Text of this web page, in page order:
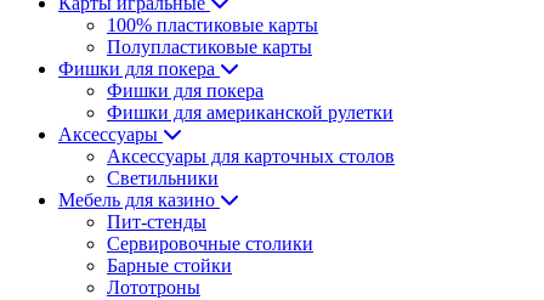
100% пластиковые карты
Полупластиковые карты
Фишки для покера
Фишки для покера
Фишки для американской рулетки
Аксессуары
Аксессуары для карточных столов
Светильники
Мебель для казино
Пит-стенды
Сервировочные столики
Барные стойки
Лототроны